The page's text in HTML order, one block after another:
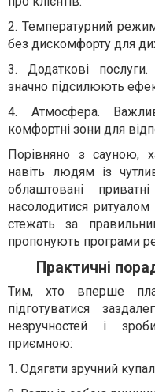
2. Температурний
без дискомфорту для
3. Додаткові послуги.
значно підсилюють
4. Атмосфера.
комфортні зони для
Порівняно з сауною,
навіть людям із
облаштовані
насолодитися
стежать за
пропонують програми
Практичні
Тим, хто вперше
підготуватися
незручностей і
приємною:
1. Одягати зручний